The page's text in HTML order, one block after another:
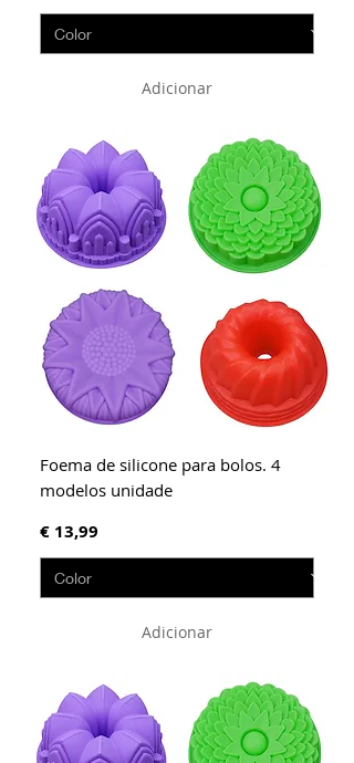
Adicionar
Foema de silicone para bolos. 4
modelos unidade
Preço
€ 13,99
Adicionar